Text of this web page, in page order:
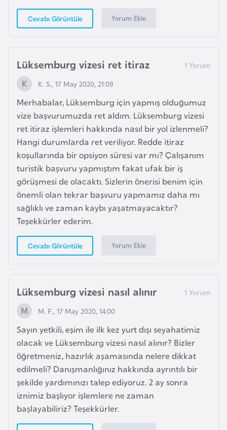
Cevabı Görüntüle Yorum Ekle
Lüksemburg vizesi ret itiraz
K. S., 17 May 2020, 21:09
Merhabalar, Lüksemburg için yapmış olduğumuz
vize başvurumuzda ret aldım. Lüksemburg vizesi
ret itiraz işlemleri hakkında nasıl bir yol izlenmeli?
Hangi durumlarda ret veriliyor. Redde itiraz
koşullarında bir opsiyon süresi var mı? Çalışanım
turistik başvuru yapmıştım fakat ufak bir iş
görüşmesi de olacaktı. Sizlerin önerisi benim için
önemli olan tekrar başvuru yapmamız daha mı
sağlıklı ve zaman kaybı yaşatmayacaktır?
Teşekkürler ederim.
Cevabı Görüntüle Yorum Ekle
Lüksemburg vizesi nasıl alınır
M. F., 17 May 2020, 14:00
Sayın yetkili, eşim ile ilk kez yurt dışı seyahatimiz
olacak ve Lüksemburg vizesi nasıl alınır? Bizler
öğretmeniz, hazırlık aşamasında nelere dikkat
edilmeli? Danışmanlığınız hakkında ayrıntılı bir
şekilde yardımınızı talep ediyoruz. 2 ay sonra
iznimiz başlıyor işlemlere ne zaman
başlayabiliriz? Teşekkürler.
a
D
e
m
o
k
r
a
t
i
k
K
o
n
g
o
B
u
l
g
a
r
i
s
t
a
n
E
r